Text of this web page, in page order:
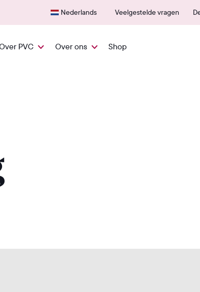
Snel vanuit NL geleverd
Nederlands Veelgestelde vragen
PVC Over ons Shop